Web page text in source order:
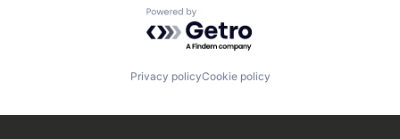
Powered by Getro.com
Privacy policyCookie policy